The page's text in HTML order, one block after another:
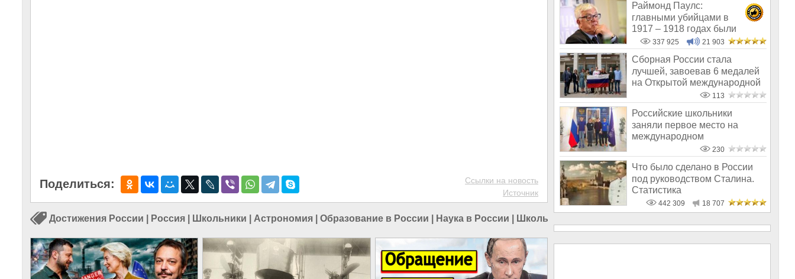
Поделиться:
Ссылки на новость
Источник
Достижения России Россия Школьники Астрономия Образование в России Наука в России Школы в России
Раймонд Паулс:
главными убийцами в
1917 – 1918 годах были
латыши и евреи, а не русс
337 925 21 903
Сборная России стала
лучшей, завоевав 6 медалей
на Открытой международной
113
Российские школьники
заняли первое место на
международном
математическом турнире в
230
Что было сделано в России
под руководством Сталина.
Статистика
442 309 18 707